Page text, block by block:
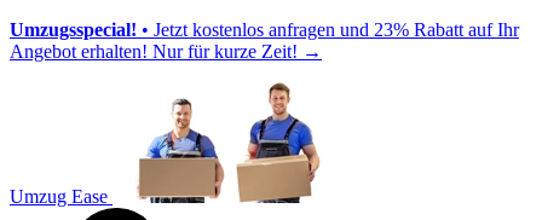
Umzugsspecial! • Jetzt kostenlos anfragen und 23% Rabatt auf Ihr
Angebot erhalten! Nur für kurze Zeit! →
Umzug Ease